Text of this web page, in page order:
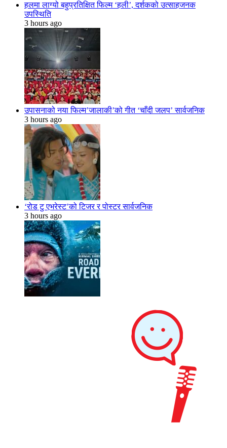
हलमा लाग्यो बहुप्रतिक्षित फिल्म ‘हली’, दर्शकको उत्साहजनक
उपस्थिति
3 hours ago
उपासनाको नया फिल्म’जालाकी’को गीत ‘चाँदी जलप’ सार्वजनिक
3 hours ago
‘रोड टु एभरेस्ट’को टिजर र पोस्टर सार्वजनिक
3 hours ago